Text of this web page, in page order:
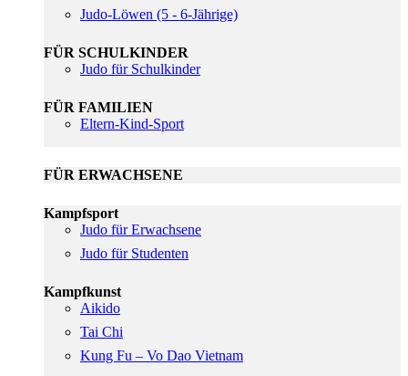
Judo-Löwen (5 - 6-Jährige)
FÜR SCHULKINDER
Judo für Schulkinder
FÜR FAMILIEN
Eltern-Kind-Sport
FÜR ERWACHSENE
Kampfsport
Judo für Erwachsene
Judo für Studenten
Kampfkunst
Aikido
Tai Chi
Kung Fu – Vo Dao Vietnam